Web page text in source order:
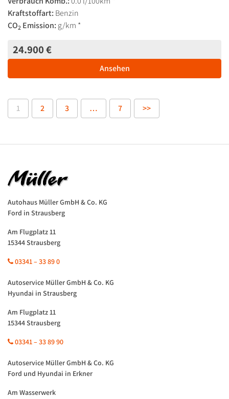
Kraftstoffart: Benzin
CO2 Emission: g/km *
24.900 €
Ansehen
1 2 3 … 7 >>
Autohaus Müller GmbH & Co. KG
Ford in Strausberg
Am Flugplatz 11
15344 Strausberg
03341 – 33 89 0
Autoservice Müller GmbH & Co. KG
Hyundai in Strausberg
Am Flugplatz 11
15344 Strausberg
03341 – 33 89 90
Autoservice Müller GmbH & Co. KG
Ford und Hyundai in Erkner
Am Wasserwerk